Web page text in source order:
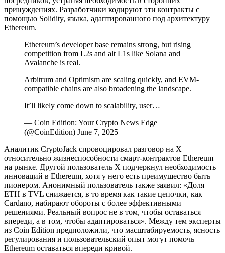
принуждениях. Разработчики кодируют эти контракты с
помощью Solidity, языка, адаптированного под архитектуру
Ethereum.
Ethereum’s developer base remains strong, but rising
competition from L2s and alt L1s like Solana and
Avalanche is real.
Arbitrum and Optimism are scaling quickly, and EVM-
compatible chains are also broadening the landscape.
It’ll likely come down to scalability, user…
— Coin Edition: Your Crypto News Edge ️
(@CoinEdition) June 7, 2025
Аналитик CryptoJack спровоцировал разговор на X
относительно жизнеспособности смарт-контрактов Ethereum
на рынке. Другой пользователь X подчеркнул необходимость
инноваций в Ethereum, хотя у него есть преимущество быть
пионером. Анонимный пользователь также заявил: «Доля
ETH в TVL снижается, в то время как такие цепочки, как
Cardano, набирают обороты с более эффективными
решениями. Реальный вопрос не в том, чтобы оставаться
впереди, а в том, чтобы адаптироваться». Между тем эксперты
из Coin Edition предположили, что масштабируемость, ясность
регулирования и пользовательский опыт могут помочь
Ethereum оставаться впереди кривой.